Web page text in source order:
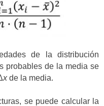
de la distribución
probables de la media se
xde la media.
se puede calcular la